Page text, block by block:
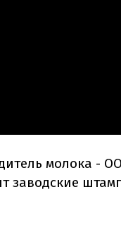
молока -
заводские